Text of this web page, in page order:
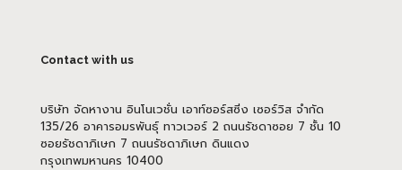
Contact with us
บริษัท จัดหางาน อินโนเวชั่น เอาท์ซอร์สซิ่ง เซอร์วิส จำกัด
135/26 อาคารอมรพันธุ์ ทาวเวอร์ 2 ถนนรัชดาซอย 7 ชั้น 10
ซอยรัชดาภิเษก 7 ถนนรัชดาภิเษก ดินแดง
กรุงเทพมหานคร 10400